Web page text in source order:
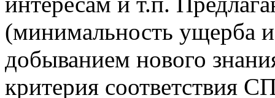
(минимальность ущерба
добыванием нового
критерия